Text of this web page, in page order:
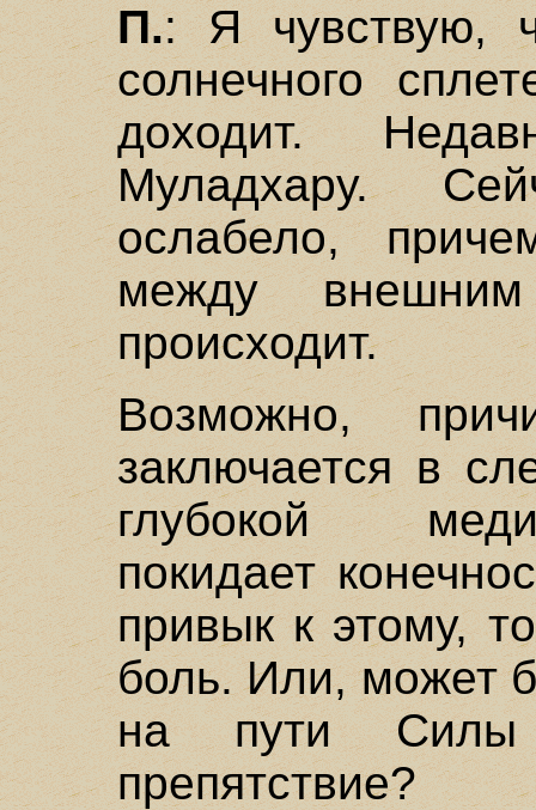
П.: Я чувствую,
солнечного
доходит.
Муладхару.
ослабело,
между
происходит.
Возможно,
заключается в
глубокой
покидает
привык к этому,
боль. Или, может
на пути Силы
препятствие?